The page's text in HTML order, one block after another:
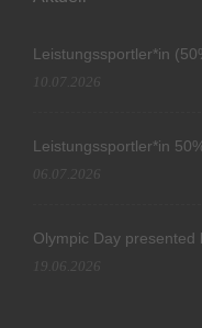
Leistungssportler*in
10.07.2026
Leistungssportler*in
06.07.2026
Olympic Day
19.06.2026